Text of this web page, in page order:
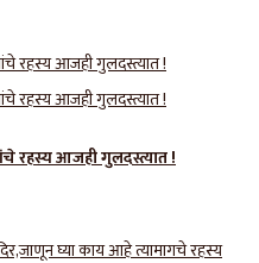
रहस्य आजही गुलदस्त्यात !